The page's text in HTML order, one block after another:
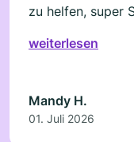
zu helfen, super
Service
weiterlesen
Mandy H.
01. Juli 2026